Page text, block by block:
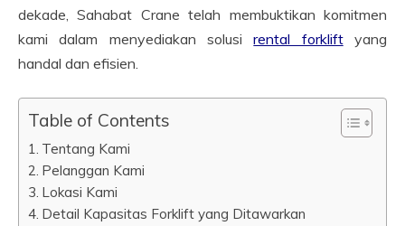
dekade, Sahabat Crane telah membuktikan komitmen
kami dalam menyediakan solusirental forkliftyang
handal dan efisien.
Table of Contents
Tentang Kami
Pelanggan Kami
Lokasi Kami
Detail Kapasitas Forklift yang Ditawarkan